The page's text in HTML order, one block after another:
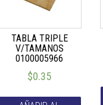
TABLA TRIPLE
V/TAMANOS
0100005966
$0.35